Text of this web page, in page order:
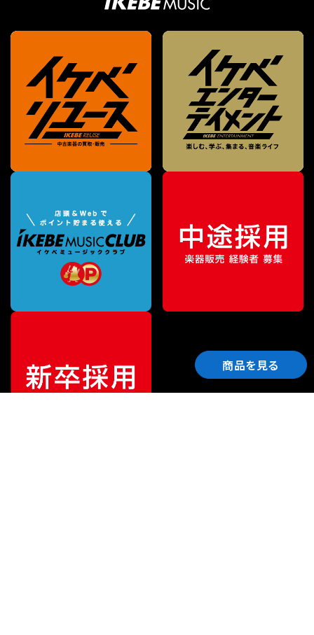
商品を見る